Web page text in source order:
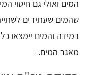
המים ואולי גם חיטוי
שהמים שעתידים
במידה והמים יימצאו
מאגר המים.